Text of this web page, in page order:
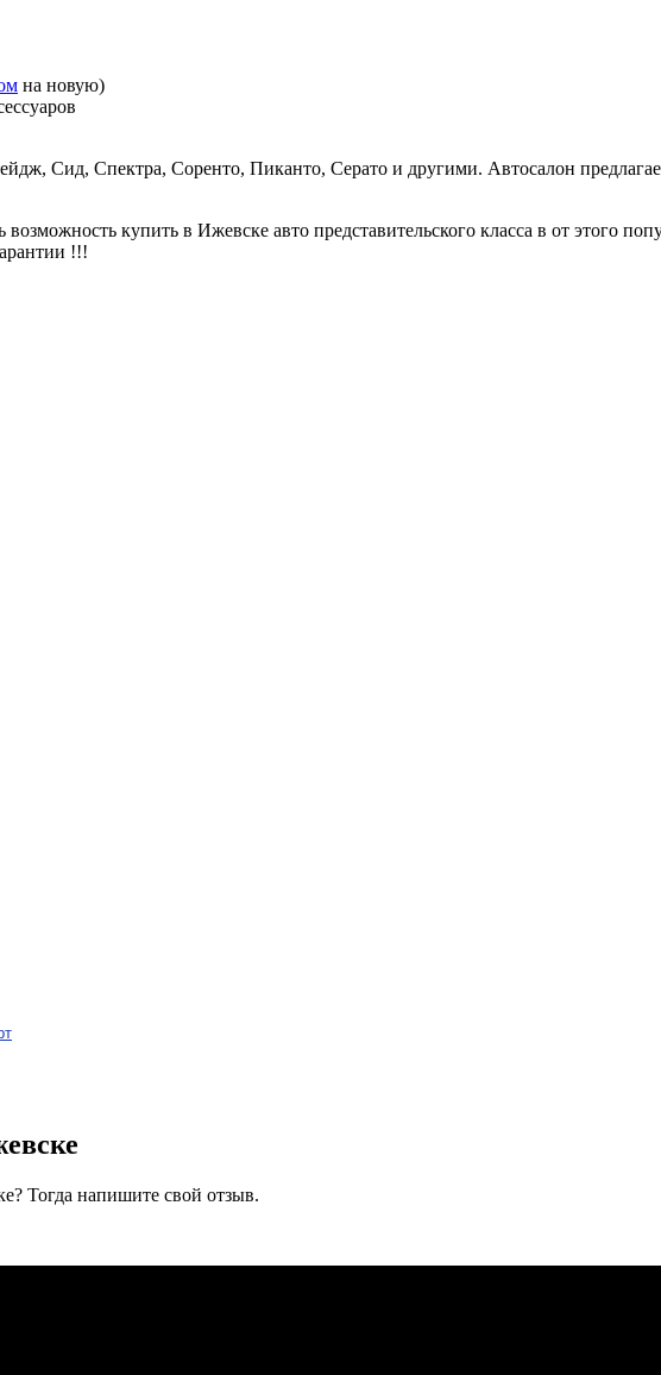
на новую)
Сид, Спектра, Соренто, Пиканто, Серато и другими. Автосалон
купить в Ижевске авто представительского класса в от этого
!!!
Тогда напишите свой отзыв.